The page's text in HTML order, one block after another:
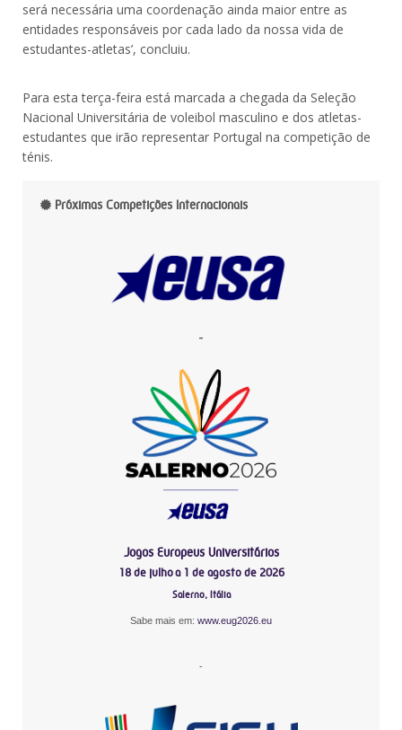
será necessária uma coordenação ainda maior entre as
entidades responsáveis por cada lado da nossa vida de
estudantes-atletas’, concluiu.
Para esta terça-feira está marcada a chegada da Seleção
Nacional Universitária de voleibol masculino e dos atletas-
estudantes que irão representar Portugal na competição de
ténis.
Próximas Competições Internacionais
-
Jogos Europeus Universitários
18 de julho a 1 de agosto de 2026
Salerno, Itália
Sabe mais em: www.eug2026.eu
-